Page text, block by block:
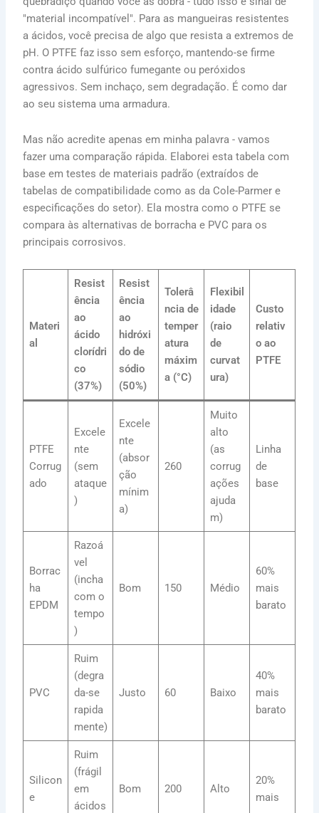
"material incompatível". Para as mangueiras resistentes
a ácidos, você precisa de algo que resista a extremos de
pH. O PTFE faz isso sem esforço, mantendo-se firme
contra ácido sulfúrico fumegante ou peróxidos
agressivos. Sem inchaço, sem degradação. É como dar
ao seu sistema uma armadura.
Mas não acredite apenas em minha palavra - vamos
fazer uma comparação rápida. Elaborei esta tabela com
base em testes de materiais padrão (extraídos de
tabelas de compatibilidade como as da Cole-Parmer e
especificações do setor). Ela mostra como o PTFE se
compara às alternativas de borracha e PVC para os
principais corrosivos.
Materi
al
Resist
ência
ao
ácido
clorídri
co
(37%)
Resist
ência
ao
hidróxi
do de
sódio
(50%)
Tolerâ
ncia de
temper
atura
máxim
a (°C)
Flexibil
idade
(raio
de
curvat
ura)
Custo
relativ
o ao
PTFE
PTFE
Corrug
ado
Excele
nte
(sem
ataque
)
Excele
nte
(absor
ção
mínim
a)
260
Muito
alto
(as
corrug
ações
ajuda
m)
Linha
de
base
Borrac
ha
EPDM
Razoá
vel
(incha
com o
tempo
)
Bom 150 Médio
60%
mais
barato
PVC
Ruim
(degra
da-se
rapida
mente)
Justo 60 Baixo
40%
mais
barato
Silicon
e
Ruim
(frágil
em
ácidos
Bom 200 Alto
20%
mais